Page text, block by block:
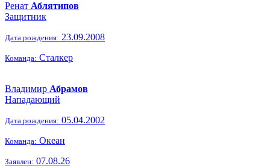
Ренат Аблятипов
Защитник
Дата рождения: 23.09.2008
Команда: Сталкер
Владимир Абрамов
Нападающий
Дата рождения: 05.04.2002
Команда: Океан
Заявлен: 07.08.26